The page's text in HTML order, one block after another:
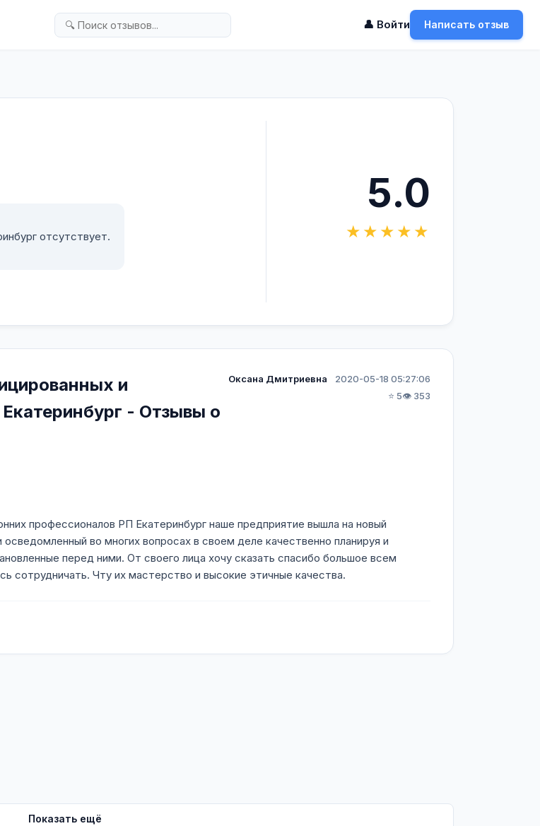
👤 Войти Написать отзыв
отсутствует.
5.0
★★★★★
и
- Отзывы о
Оксана Дмитриевна
2020-05-18 05:27:06
⭐ 5👁️ 353
профессионалов РП Екатеринбург наше предприятие вышла на новый
во многих вопросах в своем деле качественно планируя и
перед ними. От своего лица хочу сказать спасибо большое всем
сотрудничать. Чту их мастерство и высокие этичные качества.
Показать ещё